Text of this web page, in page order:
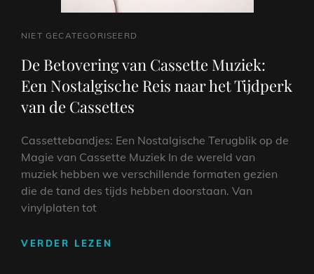
CAT
NIET GECATEGORISEERD
De Betovering van Cassette Muziek:
Een Nostalgische Reis naar het Tijdperk
van de Cassettes
Cassettebandjes: Een Nostalgische Terugblik op de
Magie van Cassette Muziek In de wereld van
muziek hebben we verschillende formaten gezien
die de tand des tijds hebben doorstaan. Van
vinylplaten tot
VERDER LEZEN